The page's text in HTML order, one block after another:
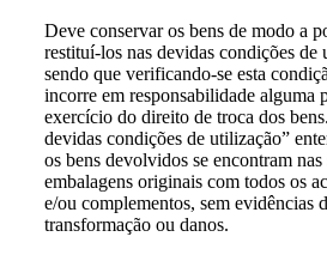
Deve conservar os bens de modo a
restituí-los nas devidas condições de
sendo que verificando-se esta
incorre em responsabilidade alguma
exercício do direito de troca dos
devidas condições de utilização”
os bens devolvidos se encontram nas
embalagens originais com todos os
e/ou complementos, sem evidências
transformação ou danos.